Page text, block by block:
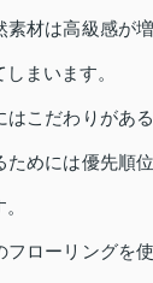
素材は高級感が
まいます。
はこだわりがあ
ためには優先順
フローリングを